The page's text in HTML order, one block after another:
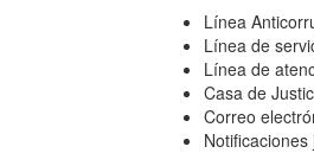
Línea
Línea de
Línea de
Casa de
Correo
Notificaciones